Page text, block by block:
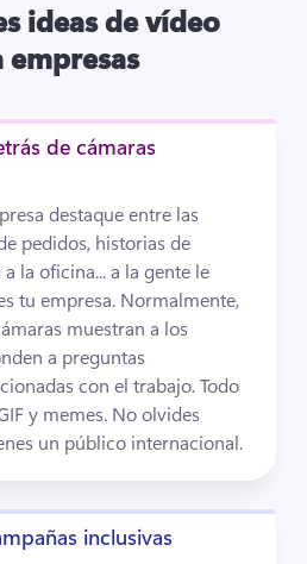
ideas de vídeo
empresas
de cámaras
destaque entre las
pedidos, historias de
la oficina... a la gente le
tu empresa. Normalmente,
muestran a los
a preguntas
con el trabajo. Todo
y memes. No olvides
un público internacional.
inclusivas